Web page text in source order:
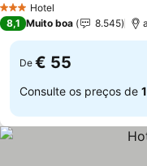
3 EstrelasHotel
8,1 Muito boa 8.545
De € 55
Consulte os preços de